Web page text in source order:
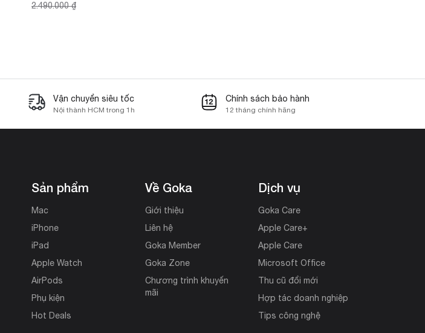
2.490.000₫
Vận chuyển siêu tốc
Nội thành HCM trong 1h
Chính sách bảo hành
12 tháng chính hãng
Sản phẩm
Mac
iPhone
iPad
Apple Watch
AirPods
Phụ kiện
Hot Deals
Về Goka
Giới thiệu
Liên hệ
Goka Member
Goka Zone
Chương trình khuyến
mãi
Dịch vụ
Goka Care
Apple Care+
Apple Care
Microsoft Office
Thu cũ đổi mới
Hợp tác doanh nghiệp
Tips công nghệ